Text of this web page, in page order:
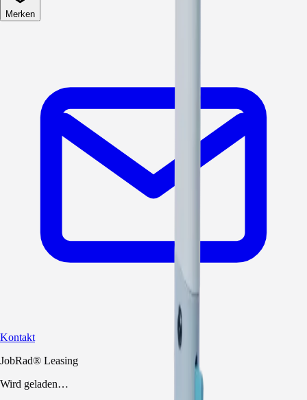
Merken
Kontakt
JobRad® Leasing
Wird geladen…